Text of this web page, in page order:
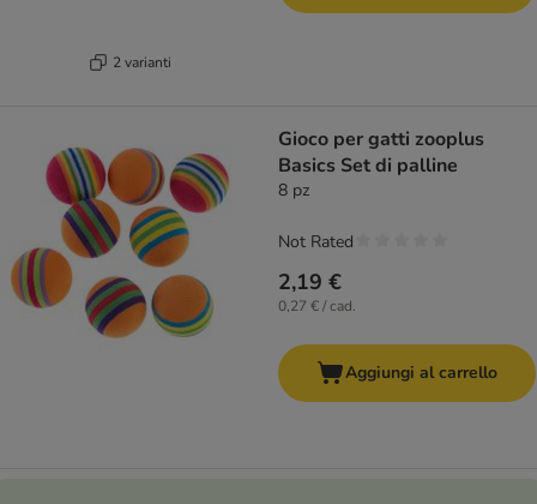
2 varianti
Gioco per gatti zooplus
Basics Set di palline
8 pz
2,19 €
0,27 € / cad.
Not Rated
Aggiungi al carrello